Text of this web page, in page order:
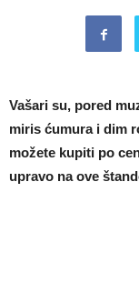
Vašari su, pored
miris ćumura i dim
možete kupiti po
upravo na ove